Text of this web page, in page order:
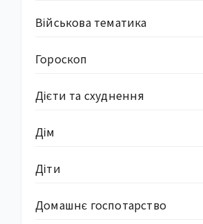
Військова тематика
Гороскоп
Дієти та схуднення
Дім
Діти
Домашнє госпотарство